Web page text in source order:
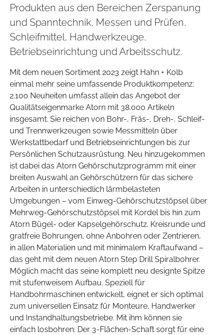
Produkten aus den Bereichen Zerspanung
und Spanntechnik, Messen und Prüfen,
Schleifmittel, Handwerkzeuge,
Betriebseinrichtung und Arbeitsschutz.
Mit dem neuen Sortiment 2023 zeigt Hahn + Kolb
einmal mehr seine umfassende Produktkompetenz:
2.100 Neuheiten umfasst allein das Angebot der
Qualitätseigenmarke Atorn mit 38.000 Artikeln
insgesamt. Sie reichen von Bohr-, Fräs-, Dreh-, Schleif-
und Trennwerkzeugen sowie Messmitteln über
Werkstattbedarf und Betriebseinrichtungen bis zur
Persönlichen Schutzausrüstung. Neu hinzugekommen
ist dabei das Atorn Gehörschutzprogramm mit einer
breiten Auswahl an Gehörschützern für das sichere
Arbeiten in unterschiedlich lärmbelasteten
Umgebungen – vom Einweg-Gehörschutzstöpsel über
Mehrweg-Gehörschutzstöpsel mit Kordel bis hin zum
Atorn Bügel- oder Kapselgehörschutz. Kreisrunde und
gratfreie Bohrungen, ohne Anbohren oder Zentrieren,
in allen Materialien und mit minimalem Kraftaufwand –
das geht mit dem neuen Atorn Step Drill Spiralbohrer.
Möglich macht das seine komplett neu designte Spitze
mit stufenweisem Aufbau. Speziell für
Handbohrmaschinen entwickelt, eignet er sich optimal
zum universellen Einsatz für Monteure, Handwerker
und Instandhaltungsbetriebe. Mit ihm können sie
einfach losbohren: Der 3-Flächen-Schaft sorgt für eine